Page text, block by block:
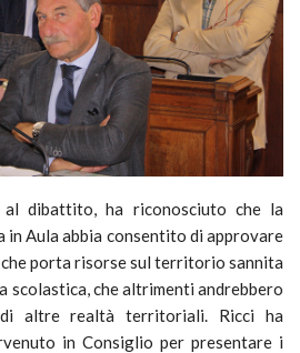
al dibattito, ha riconosciuto che la
in Aula abbia consentito di approvare
porta risorse sul territorio sannita
scolastica, che altrimenti andrebbero
altre realtà territoriali. Ricci ha
in Consiglio per presentare i